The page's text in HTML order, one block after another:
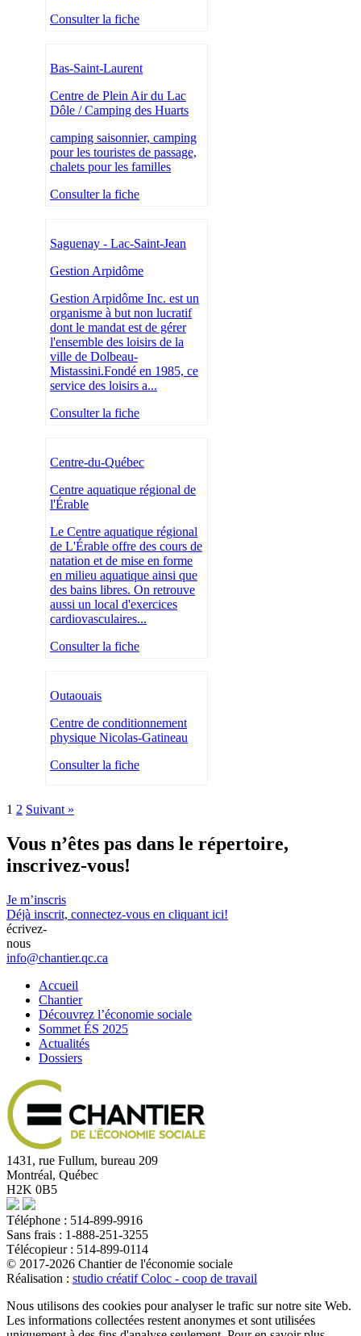
Consulter la fiche
Bas-Saint-Laurent
Centre de Plein Air du Lac
Dôle / Camping des Huarts
camping saisonnier, camping
pour les touristes de passage,
chalets pour les familles
Consulter la fiche
Saguenay - Lac-Saint-Jean
Gestion Arpidôme
Gestion Arpidôme Inc. est un
organisme à but non lucratif
dont le mandat est de gérer
l'ensemble des loisirs de la
ville de Dolbeau-
Mistassini.Fondé en 1985, ce
service des loisirs a...
Consulter la fiche
Centre-du-Québec
Centre aquatique régional de
l'Érable
Le Centre aquatique régional
de L'Érable offre des cours de
natation et de mise en forme
en milieu aquatique ainsi que
des bains libres. On retrouve
aussi un local d'exercices
cardiovasculaires...
Consulter la fiche
Outaouais
Centre de conditionnement
physique Nicolas-Gatineau
Consulter la fiche
1 2 Suivant »
Vous n’êtes pas dans le répertoire,
inscrivez-vous!
Je m’inscris
Déjà inscrit, connectez-vous en cliquant ici!
écrivez-
nous
info@chantier.qc.ca
Accueil
Chantier
Découvrez l’économie sociale
Sommet ÉS 2025
Actualités
Dossiers
1431, rue Fullum, bureau 209
Montréal, Québec
H2K 0B5
Téléphone : 514-899-9916
Sans frais : 1-888-251-3255
Télécopieur : 514-899-0114
© 2017-2026 Chantier de l'économie sociale
Réalisation : studio créatif Coloc - coop de travail
Nous utilisons des cookies pour analyser le trafic sur notre site Web.
Les informations collectées restent anonymes et sont utilisées